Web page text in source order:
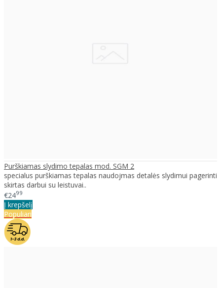
Purškiamas slydimo tepalas mod. SGM 2
specialus purškiamas tepalas naudojmas detalės slydimui pagerinti
skirtas darbui su leistuvai..
€2499
Į krepšelį
Populiari